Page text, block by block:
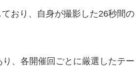
おり、自身が撮影した26秒間の
、各開催回ごとに厳選したテー